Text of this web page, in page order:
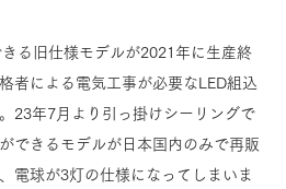
る旧仕様モデルが2021年に生産終
者による電気工事が必要なLED組込
23年7月より引っ掛けシーリングで
できるモデルが日本国内のみで再販
電球が3灯の仕様になってしまいま